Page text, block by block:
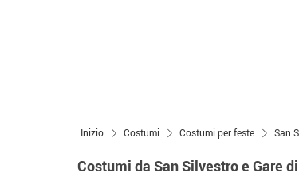
Inizio Costumi Costumi per feste San
Costumi da San Silvestro e Gare